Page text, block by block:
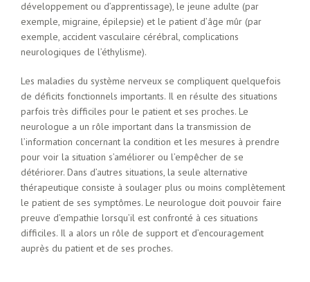
développement ou d’apprentissage), le jeune adulte (par
exemple, migraine, épilepsie) et le patient d’âge mûr (par
exemple, accident vasculaire cérébral, complications
neurologiques de l’éthylisme).
Les maladies du système nerveux se compliquent quelquefois
de déficits fonctionnels importants. Il en résulte des situations
parfois très difficiles pour le patient et ses proches. Le
neurologue a un rôle important dans la transmission de
l’information concernant la condition et les mesures à prendre
pour voir la situation s’améliorer ou l’empêcher de se
détériorer. Dans d’autres situations, la seule alternative
thérapeutique consiste à soulager plus ou moins complètement
le patient de ses symptômes. Le neurologue doit pouvoir faire
preuve d’empathie lorsqu’il est confronté à ces situations
difficiles. Il a alors un rôle de support et d’encouragement
auprès du patient et de ses proches.